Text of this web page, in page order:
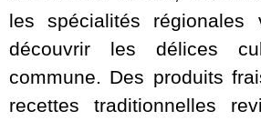
les spécialités régionales
découvrir les délices
commune. Des produits
recettes traditionnelles